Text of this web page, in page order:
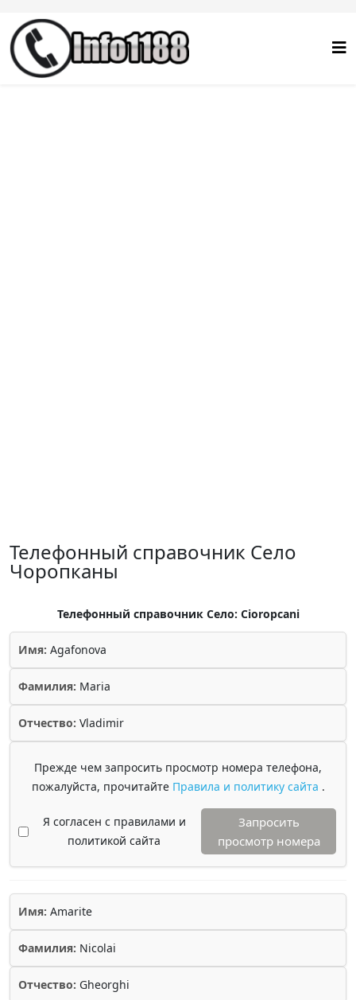
Телефонный справочник Село
Чоропканы
Телефонный справочник Село: Cioropcani
Имя: Agafonova
Фамилия: Maria
Отчество: Vladimir
Прежде чем запросить просмотр номера телефона,
пожалуйста, прочитайте Правила и политику сайта .
Я согласен с правилами и
политикой сайта
Запросить
просмотр номера
Имя: Amarite
Фамилия: Nicolai
Отчество: Gheorghi